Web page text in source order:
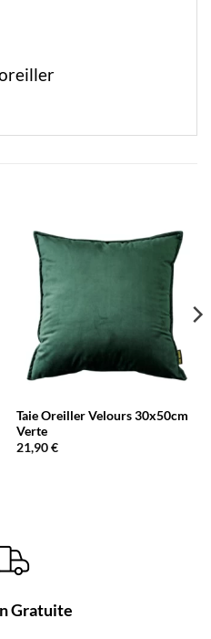
Taie Oreiller Velours 30x50cm
Verte
21,90€
Gratuite